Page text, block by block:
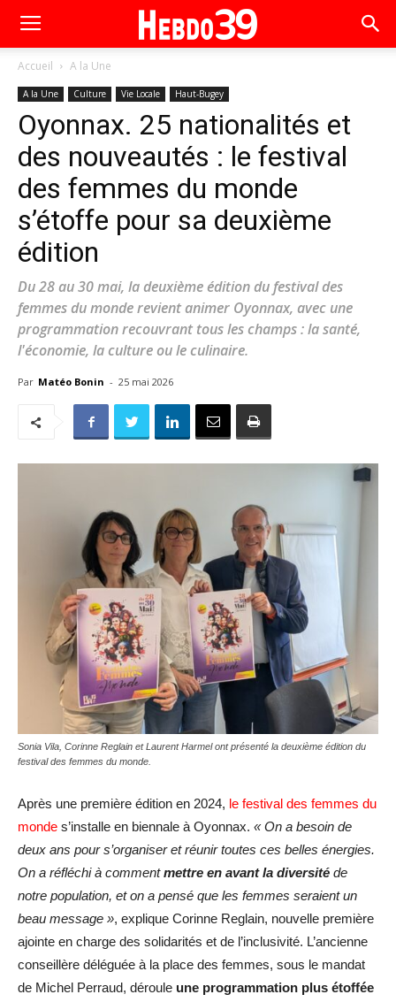
Accueil A la Une
A la Une Culture Vie Locale Haut-Bugey
Oyonnax. 25 nationalités et
des nouveautés : le festival
des femmes du monde
s’étoffe pour sa deuxième
édition
Du 28 au 30 mai, la deuxième édition du festival des
femmes du monde revient animer Oyonnax, avec une
programmation recouvrant tous les champs : la santé,
l'économie, la culture ou le culinaire.
Par Matéo Bonin - 25 mai 2026
Sonia Vila, Corinne Reglain et Laurent Harmel ont présenté la deuxième édition du
festival des femmes du monde.
Après une première édition en 2024, le festival des femmes du
monde s’installe en biennale à Oyonnax. « On a besoin de
deux ans pour s’organiser et réunir toutes ces belles énergies.
On a réfléchi à commentmettre en avant la diversité de
notre population, et on a pensé que les femmes seraient un
beau message », explique Corinne Reglain, nouvelle première
ajointe en charge des solidarités et de l’inclusivité. L’ancienne
conseillère déléguée à la place des femmes, sous le mandat
de Michel Perraud, déroule une programmation plus étoffée